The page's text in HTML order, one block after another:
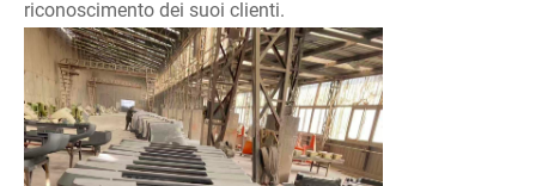
riconoscimento dei suoi clienti.